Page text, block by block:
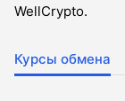
WellCrypto.
Курсы обмена